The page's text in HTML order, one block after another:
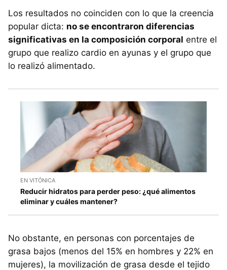
Los resultados no coinciden con lo que la creencia
popular dicta: no se encontraron diferencias
significativas en la composición corporal entre el
grupo que realizo cardio en ayunas y el grupo que
lo realizó alimentado.
EN VITÓNICA
Reducir hidratos para perder peso: ¿qué alimentos
eliminar y cuáles mantener?
No obstante, en personas con porcentajes de
grasa bajos (menos del 15% en hombres y 22% en
mujeres), la movilización de grasa desde el tejido